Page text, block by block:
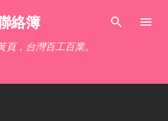
跳到主要內容
絡簿
，台灣百工百業。